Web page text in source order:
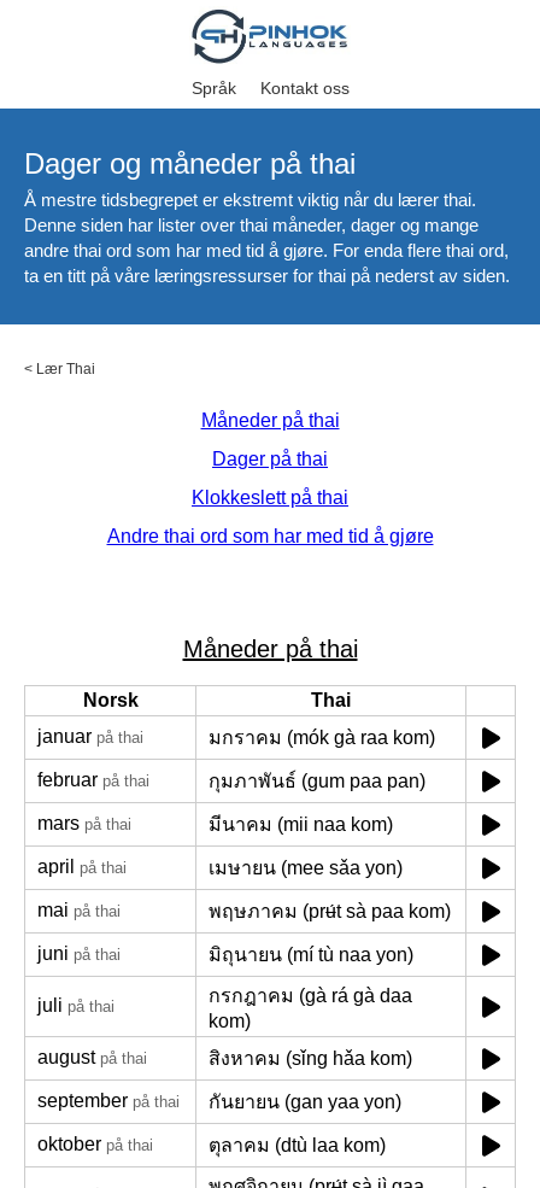
Språk Kontakt oss
Dager og måneder på thai
Å mestre tidsbegrepet er ekstremt viktig når du lærer thai.
Denne siden har lister over thai måneder, dager og mange
andre thai ord som har med tid å gjøre. For enda flere thai ord,
ta en titt på våre læringsressurser for thai på nederst av siden.
< Lær Thai
Måneder på thai
Dager på thai
Klokkeslett på thai
Andre thai ord som har med tid å gjøre
Måneder på thai
Norsk
Thai
januar på thai มกราคม (mók gà raa kom)
februar på thai กุมภาพันธ์ (gum paa pan)
mars på thai มีนาคม (mii naa kom)
april på thai เมษายน (mee sǎa yon)
mai på thai พฤษภาคม (prʉ́t sà paa kom)
juni på thai มิถุนายน (mí tù naa yon)
juli på thai
กรกฎาคม (gà rá gà daa
kom)
august på thai สิงหาคม (sǐng hǎa kom)
september på thai กันยายน (gan yaa yon)
oktober på thai ตุลาคม (dtù laa kom)